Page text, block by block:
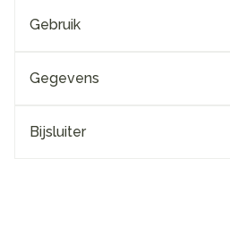
Gebruik
Gegevens
Bijsluiter